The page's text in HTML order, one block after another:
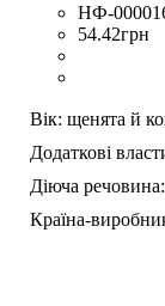
НФ-
54.42грн
Вік: щенята й
Додаткові
Діюча речовина:
Країна-